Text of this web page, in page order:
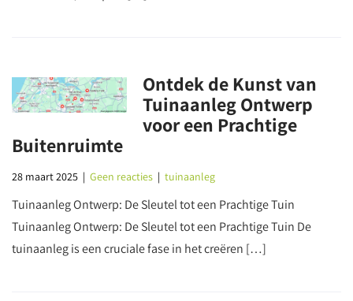
Ontdek de Kunst van
Tuinaanleg Ontwerp
voor een Prachtige
Buitenruimte
28 maart 2025 | Geen reacties | tuinaanleg
Tuinaanleg Ontwerp: De Sleutel tot een Prachtige Tuin
Tuinaanleg Ontwerp: De Sleutel tot een Prachtige Tuin De
tuinaanleg is een cruciale fase in het creëren […]